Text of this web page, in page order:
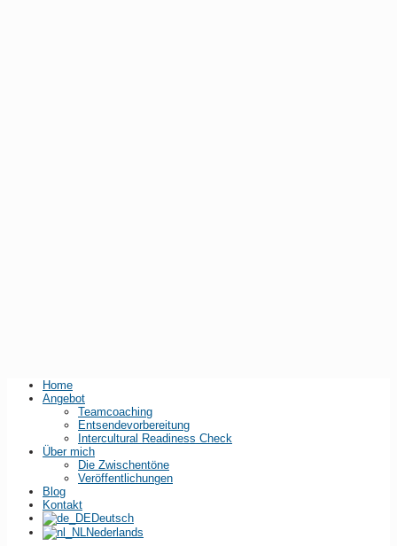
Home
Angebot
Teamcoaching
Entsendevorbereitung
Intercultural Readiness Check
Über mich
Die Zwischentöne
Veröffentlichungen
Blog
Kontakt
Deutsch
Nederlands